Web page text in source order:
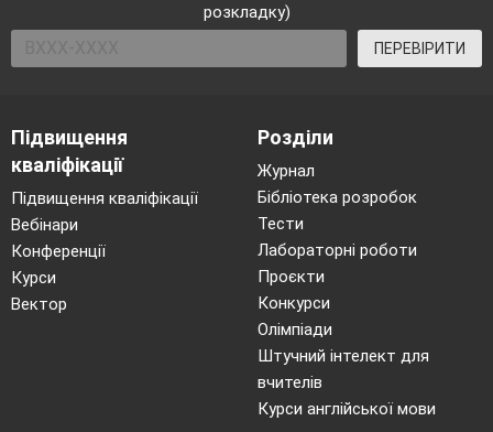
розкладку)
ПЕРЕВІРИТИ
Підвищення
кваліфікації
Підвищення кваліфікації
Вебінари
Конференції
Курси
Вектор
Розділи
Журнал
Бібліотека розробок
Тести
Лабораторні роботи
Проєкти
Конкурси
Олімпіади
Штучний інтелект для
вчителів
Курси англійської мови